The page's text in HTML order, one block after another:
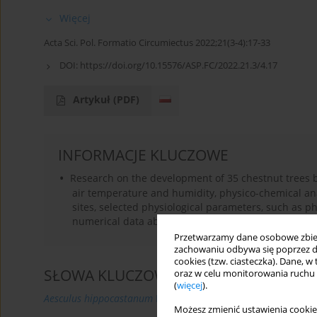
Przetwarzamy dane osobowe
zachowaniu odbywa się poprzez
cookies (tzw. ciasteczka). Dane,
oraz w celu monitorowania
(więcej).
Możesz zmienić ustawienia
Więcej
Acta Sci. Pol. Formatio Circumiectus 2022;21(3-4):17-33
DOI: https://doi.org/10.15576/ASP.FC/2022.21.3/4.17
Artykuł (PDF)
INFORMACJE KLUCZOWE
Research on the development of 35 chestnut
air temperature and humidity, physico-chemical
sites, selected physiological parameters, such as
numerical data about the environment were
SŁOWA KLUCZOWE
Aesculus hippocastanum